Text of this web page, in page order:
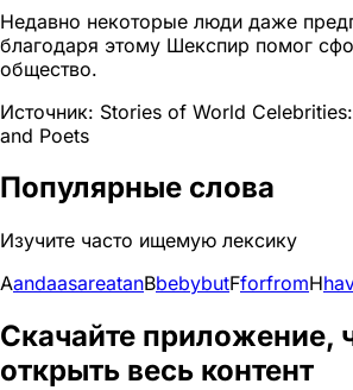
Недавно некоторые люди даже
благодаря этому Шекспир помог
общество.
Источник: Stories of World
and Poets
Популярные слова
Изучите часто ищемую лексику
AandaasareatanBbebybutFforfromH
Скачайте приложение,
открыть весь контент